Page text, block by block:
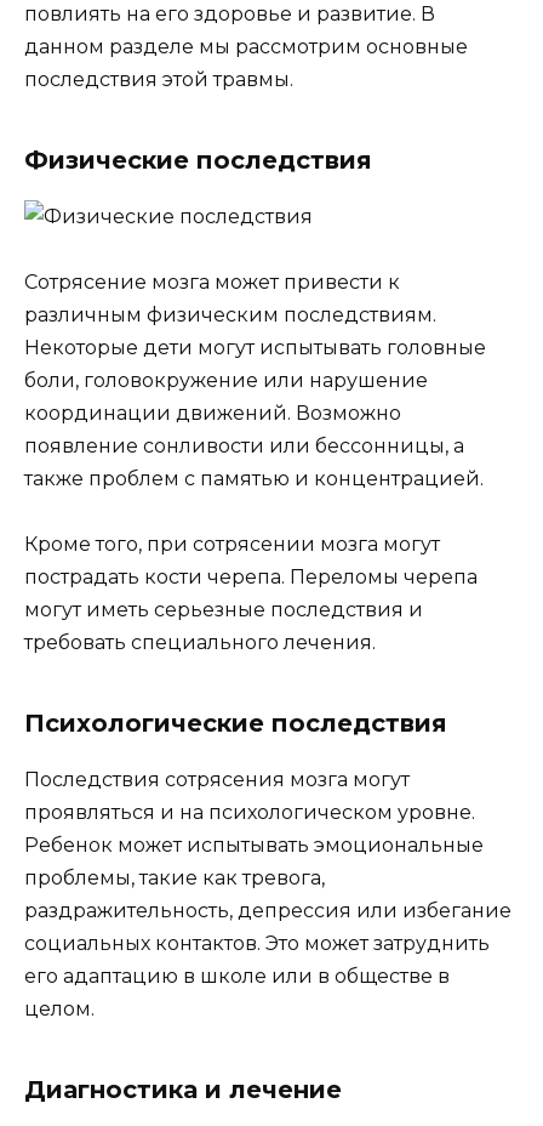
повлиять на его здоровье и развитие. В
данном разделе мы рассмотрим основные
последствия этой травмы.
Физические последствия
Сотрясение мозга может привести к
различным физическим последствиям.
Некоторые дети могут испытывать головные
боли, головокружение или нарушение
координации движений. Возможно
появление сонливости или бессонницы, а
также проблем с памятью и концентрацией.
Кроме того, при сотрясении мозга могут
пострадать кости черепа. Переломы черепа
могут иметь серьезные последствия и
требовать специального лечения.
Психологические последствия
Последствия сотрясения мозга могут
проявляться и на психологическом уровне.
Ребенок может испытывать эмоциональные
проблемы, такие как тревога,
раздражительность, депрессия или избегание
социальных контактов. Это может затруднить
его адаптацию в школе или в обществе в
целом.
Диагностика и лечение